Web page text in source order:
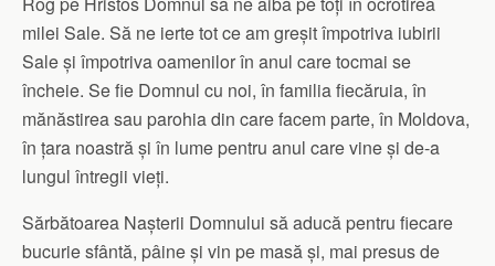
milei Sale. Să ne ierte tot ce am greșit împotriva iubirii
Sale și îm­potriv­a oamenilor în anul care tocmai se
încheie. Se fie Dom­nul cu noi, în familia fiecăruia, în
mănăstirea sau parohia din care facem parte, în Moldova,
în țara noastră și în lume pentru anul care vine și de-a
lungul întregii vieți.
Sărbătoarea Nașterii Domnului să aducă pentru fiecare
bu­curie sfântă, pâine și vin pe masă și, mai presus de